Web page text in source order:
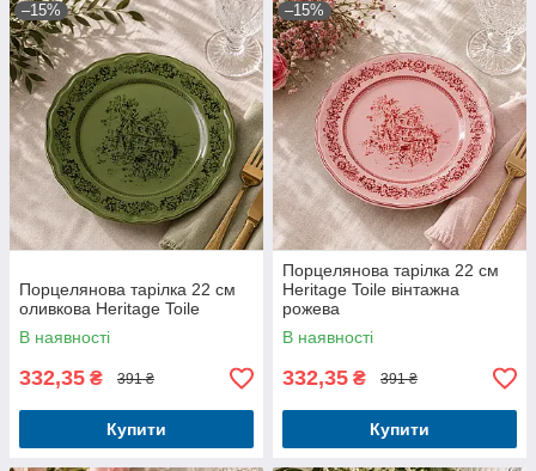
–15%
Порцелянова тарілка 22 см
оливкова Heritage Toile
В наявності
332,35 ₴ 391 ₴
Купити
–15%
Порцелянова тарілка 22 см
Heritage Toile вінтажна
рожева
В наявності
332,35 ₴ 391 ₴
Купити